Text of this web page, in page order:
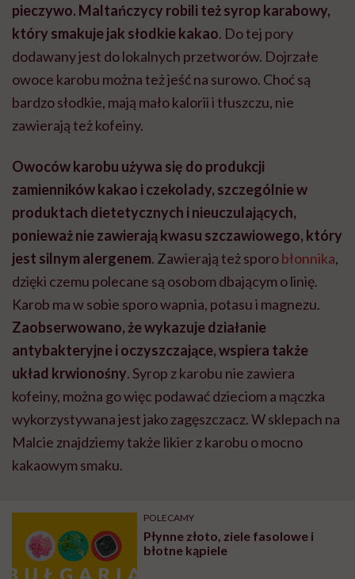
pieczywo. Maltańczycy robili też syrop karabowy,
który smakuje jak słodkie kakao. Do tej pory
dodawany jest do lokalnych przetworów. Dojrzałe
owoce karobu można też jeść na surowo. Choć są
bardzo słodkie, mają mało kalorii i tłuszczu, nie
zawierają też kofeiny.
Owoców karobu używa się do produkcji
zamienników kakao i czekolady, szczególnie w
produktach dietetycznych i nieuczulających,
ponieważ nie zawierają kwasu szczawiowego, który
jest silnym alergenem. Zawierają też sporobłonnika,
dzięki czemu polecane są osobom dbającym o linię.
Karob ma w sobie sporo wapnia, potasu i magnezu.
Zaobserwowano, że wykazuje działanie
antybakteryjne i oczyszczające, wspiera także
układ krwionośny. Syrop z karobu nie zawiera
kofeiny, można go więc podawać dzieciom a mączka
wykorzystywana jest jako zagęszczacz. W sklepach na
Malcie znajdziemy także likier z karobu o mocno
kakaowym smaku.
POLECAMY
Płynne złoto, ziele fasolowe i
błotne kąpiele